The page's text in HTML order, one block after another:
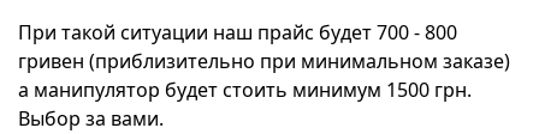
При такой ситуации наш прайс будет 700 - 800
гривен (приблизительно при минимальном заказе)
а манипулятор будет стоить минимум 1500 грн.
Выбор за вами.